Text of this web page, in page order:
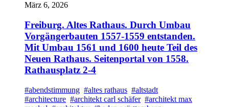
März 6, 2026
Freiburg. Altes Rathaus. Durch Umbau
Vorgängerbauten 1557-1559 entstanden.
Mit Umbau 1561 und 1600 heute Teil des
Neuen Rathaus. Seitenportal von 1558.
Rathausplatz 2-4
#abendstimmung #altes rathaus #altstadt
#architecture #architekt carl schäfer #architekt max